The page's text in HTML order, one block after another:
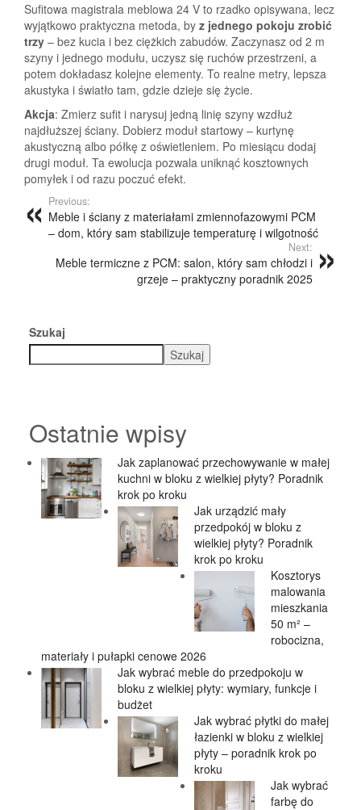
Sufitowa magistrala meblowa 24 V to rzadko opisywana, lecz
wyjątkowo praktyczna metoda, by z jednego pokoju zrobić
trzy – bez kucia i bez ciężkich zabudów. Zaczynasz od 2 m
szyny i jednego modułu, uczysz się ruchów przestrzeni, a
potem dokładasz kolejne elementy. To realne metry, lepsza
akustyka i światło tam, gdzie dzieje się życie.
Akcja: Zmierz sufit i narysuj jedną linię szyny wzdłuż
najdłuższej ściany. Dobierz moduł startowy – kurtynę
akustyczną albo półkę z oświetleniem. Po miesiącu dodaj
drugi moduł. Ta ewolucja pozwala uniknąć kosztownych
pomyłek i od razu poczuć efekt.
Previous:
Meble i ściany z materiałami zmiennofazowymi PCM
– dom, który sam stabilizuje temperaturę i wilgotność
Next:
Meble termiczne z PCM: salon, który sam chłodzi i
grzeje – praktyczny poradnik 2025
Szukaj
Szukaj
Ostatnie wpisy
Jak zaplanować przechowywanie w małej
kuchni w bloku z wielkiej płyty? Poradnik
krok po kroku
Jak urządzić mały
przedpokój w bloku z
wielkiej płyty? Poradnik
krok po kroku
Kosztorys
malowania
mieszkania
50 m² –
robocizna,
materiały i pułapki cenowe 2026
Jak wybrać meble do przedpokoju w
bloku z wielkiej płyty: wymiary, funkcje i
budżet
Jak wybrać płytki do małej
łazienki w bloku z wielkiej
płyty – poradnik krok po
kroku
Jak wybrać
farbę do